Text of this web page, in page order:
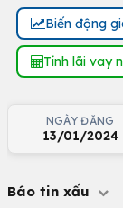
Biến động
Tính lãi vay
NGÀY ĐĂNG
13/01/2024
Báo tin xấu